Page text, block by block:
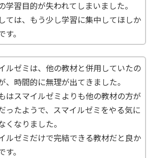
学習目的が失われてしまいました。
ては、もう少し学習に集中してほしか
す。
ルゼミは、他の教材と併用していたの
、時間的に無理が出てきました。
はスマイルゼミよりも他の教材の方が
ったようで、スマイルゼミをやる気に
くなりました。
ルゼミだけで完結できる教材だと良か
す。